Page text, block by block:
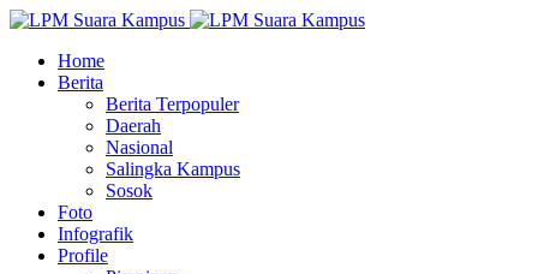
Home
Berita
Berita Terpopuler
Daerah
Nasional
Salingka Kampus
Sosok
Foto
Infografik
Profile